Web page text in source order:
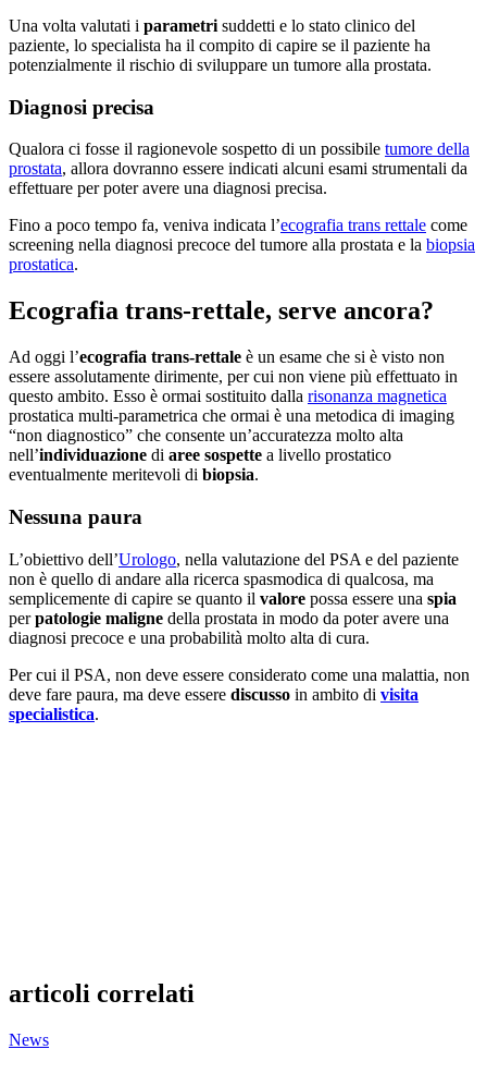
Una volta valutati i parametri suddetti e lo stato clinico del
paziente, lo specialista ha il compito di capire se il paziente ha
potenzialmente il rischio di sviluppare un tumore alla prostata.
Diagnosi precisa
Qualora ci fosse il ragionevole sospetto di un possibile tumore della
prostata, allora dovranno essere indicati alcuni esami strumentali da
effettuare per poter avere una diagnosi precisa.
Fino a poco tempo fa, veniva indicata l’ecografia trans rettale come
screening nella diagnosi precoce del tumore alla prostata e la biopsia
prostatica.
Ecografia trans-rettale, serve ancora?
Ad oggi l’ecografia trans-rettale è un esame che si è visto non
essere assolutamente dirimente, per cui non viene più effettuato in
questo ambito. Esso è ormai sostituito dalla risonanza magnetica
prostatica multi-parametrica che ormai è una metodica di imaging
“non diagnostico” che consente un’accuratezza molto alta
nell’individuazione di aree sospette a livello prostatico
eventualmente meritevoli di biopsia.
Nessuna paura
L’obiettivo dell’Urologo, nella valutazione del PSA e del paziente
non è quello di andare alla ricerca spasmodica di qualcosa, ma
semplicemente di capire se quanto il valore possa essere una spia
perpatologie maligne della prostata in modo da poter avere una
diagnosi precoce e una probabilità molto alta di cura.
Per cui il PSA, non deve essere considerato come una malattia, non
deve fare paura, ma deve essere discusso in ambito di visita
specialistica.
articoli correlati
News